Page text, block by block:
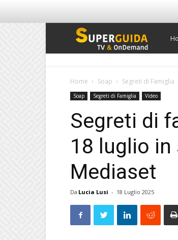
Home Soap Segreti di Famiglia
Soap Segreti di Famiglia Video
Segreti di
18 luglio
Mediaset
Da Lucia Lusi - 18 Luglio 2025